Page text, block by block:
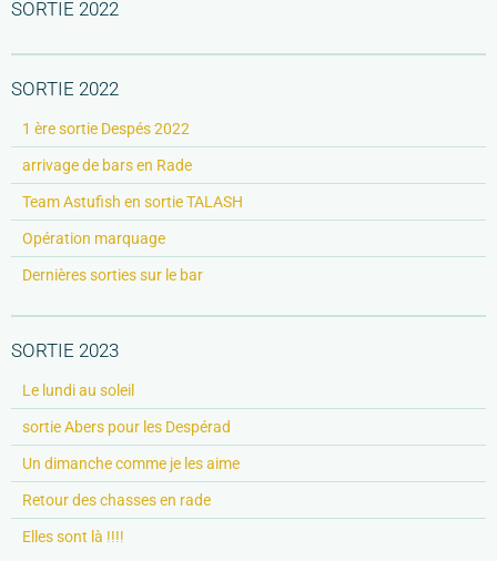
SORTIE 2022
SORTIE 2022
1 ère sortie Despés 2022
arrivage de bars en Rade
Team Astufish en sortie TALASH
Opération marquage
Dernières sorties sur le bar
SORTIE 2023
Le lundi au soleil
sortie Abers pour les Despérad
Un dimanche comme je les aime
Retour des chasses en rade
Elles sont là !!!!